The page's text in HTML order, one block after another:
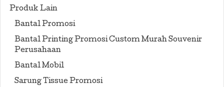
Produk Lain
Bantal Promosi
Bantal Printing Promosi Custom Murah Souvenir
Perusahaan
Bantal Mobil
Sarung Tissue Promosi